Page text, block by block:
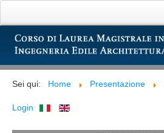
Presentazione
Sei qui: Home Presentazione
Login